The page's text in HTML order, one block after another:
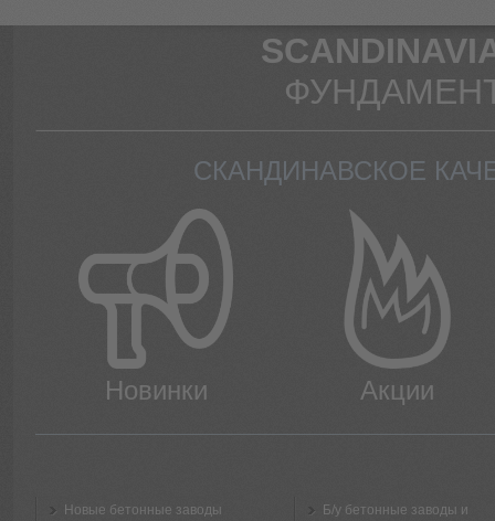
СКАНДИНАВСКОЕ
Новинки Акции
Новые бетонные заводы
Б/у бетонные заводы и